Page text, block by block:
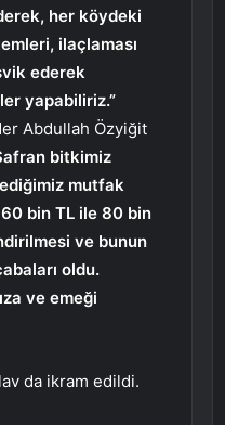
her köydeki
ilaçlaması
ederek
yapabiliriz.”
Abdullah Özyiğit
bitkimiz
mutfak
bin TL ile 80 bin
ve bunun
oldu.
ve emeği
da ikram edildi.